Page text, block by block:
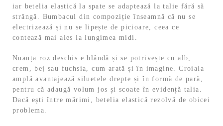
iar betelia elastică la spate se adaptează la talie fără să
strângă. Bumbacul din compoziție înseamnă că nu se
electrizează și nu se lipește de picioare, ceea ce
contează mai ales la lungimea midi.
Nuanța roz deschis e blândă și se potrivește cu alb,
crem, bej sau fuchsia, cum arată și în imagine. Croiala
amplă avantajează siluetele drepte și în formă de pară,
pentru că adaugă volum jos și scoate în evidență talia.
Dacă ești între mărimi, betelia elastică rezolvă de obicei
problema.